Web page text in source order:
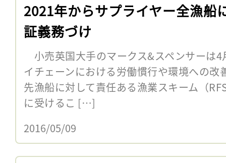
2021年からサプライヤー全漁船
証義務づけ
小売英国大手のマークス&スペンサーは
イチェーンにおける労働慣行や環境への改
先漁船に対して責任ある漁業スキーム（
に受けるこ […]
2016/05/09